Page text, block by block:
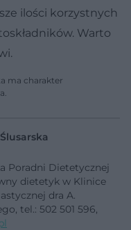
ilości korzystnych
Warto
ma charakter
Poradni Dietetycznej
dietetyk w Klinice
dra A.
tel.: 502 501 596,